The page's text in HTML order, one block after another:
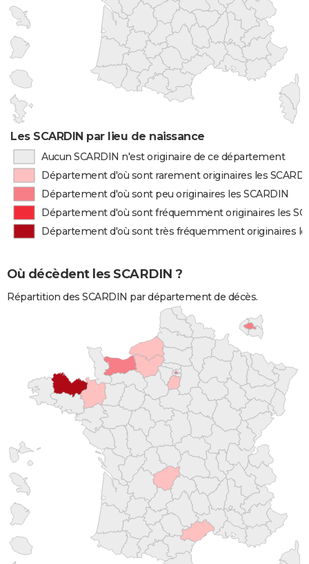
Les SCARDIN par lieu de naissance
Aucun SCARDIN n'est originaire de ce département
Département d'où sont rarement originaires les
Département d'où sont peu originaires les SCARDIN
Département d'où sont fréquemment originaires les
Département d'où sont très fréquemment originaires
Où décèdent les SCARDIN ?
Répartition des SCARDIN par département de décès.